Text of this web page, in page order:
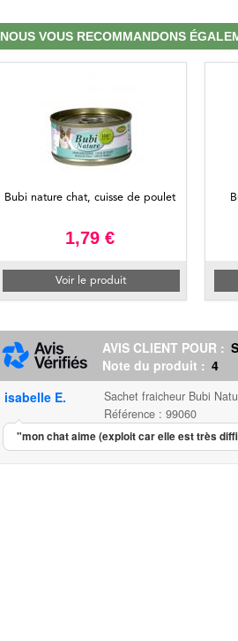
NOUS VOUS RECOMMANDONS
Bubi nature chat, cuisse de poulet
1,79 €
Voir le produit
AVIS CLIENT POUR :
Note du produit : 4
isabelle E.
Sachet fraicheur Bubi
Référence : 99060
"mon chat aime (exploit car elle est très